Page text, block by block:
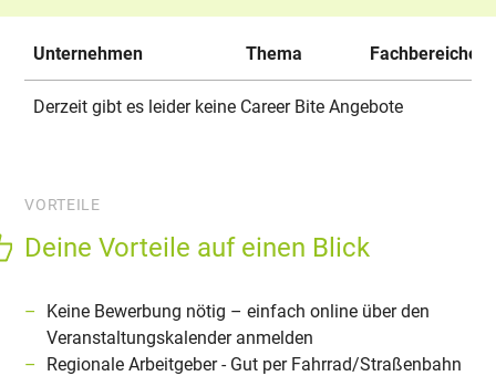
Unternehmen Thema Fachbereiche
Derzeit gibt es leider keine Career Bite Angebote
VORTEILE
Deine Vorteile auf einen Blick
Keine Bewerbung nötig – einfach online über den
Veranstaltungskalender anmelden
Regionale Arbeitgeber - Gut per Fahrrad/Straßenbahn